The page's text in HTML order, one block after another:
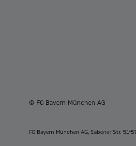
© FC Bayern München AG
FC Bayern München AG, Säbener Str. 51-